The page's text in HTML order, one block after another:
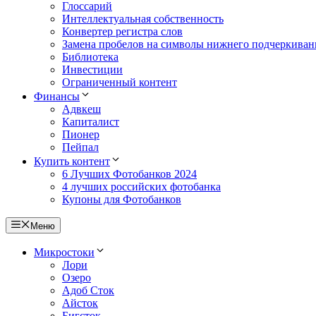
Глоссарий
Интеллектуальная собственность
Конвертер регистра слов
Замена пробелов на символы нижнего
Библиотека
Инвестиции
Ограниченный контент
Финансы
Адвкеш
Капиталист
Пионер
Пейпал
Купить контент
6 Лучших Фотобанков 2024
4 лучших российских фотобанка
Купоны для Фотобанков
Меню
Микростоки
Лори
Озеро
Адоб Сток
Айсток